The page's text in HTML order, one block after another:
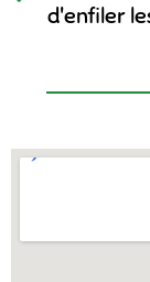
d'enfiler